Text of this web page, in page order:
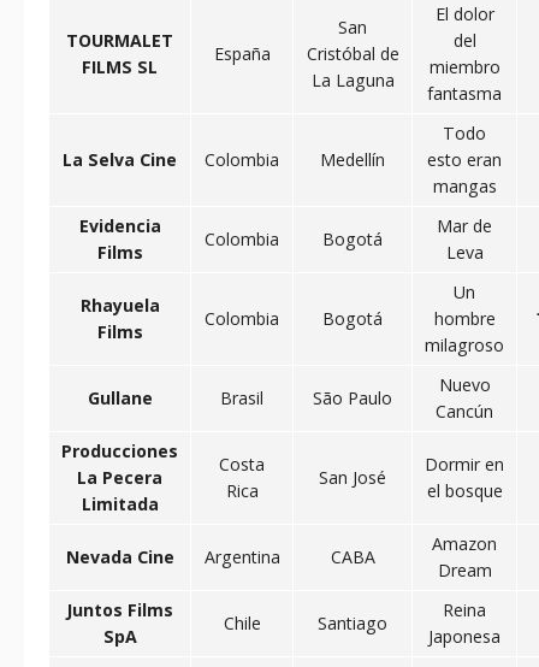
TOURMALET
FILMS SL
España
San
Cristóbal de
La Laguna
El dolor
del
miembro
fantasma
La Selva Cine Colombia Medellín
Todo
esto eran
mangas
Evidencia
Films
Colombia Bogotá
Mar de
Leva
Rhayuela
Films
Colombia Bogotá
Un
hombre
milagroso
Gullane Brasil São Paulo
Nuevo
Cancún
Producciones
La Pecera
Limitada
Costa
Rica
San José
Dormir en
el bosque
Nevada Cine Argentina CABA
Amazon
Dream
Juntos Films
SpA
Chile Santiago
Reina
Japonesa